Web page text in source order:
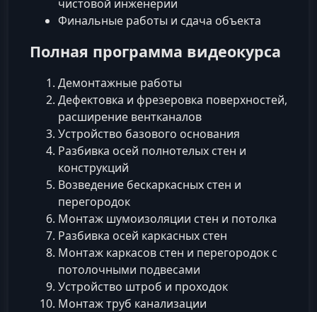
чистовой инженерии
Финальные работы и сдача объекта
Полная программа видеокурса
Демонтажные работы
Дефектовка и фрезеровка поверхностей,
расширение вентканалов
Устройство базового основания
Разбивка осей полнотелых стен и
конструкций
Возведение бескаркасных стен и
перегородок
Монтаж шумоизоляции стен и потолка
Разбивка осей каркасных стен
Монтаж каркасов стен и перегородок с
потолочными подвесами
Устройство штроб и проходок
Монтаж труб канализации